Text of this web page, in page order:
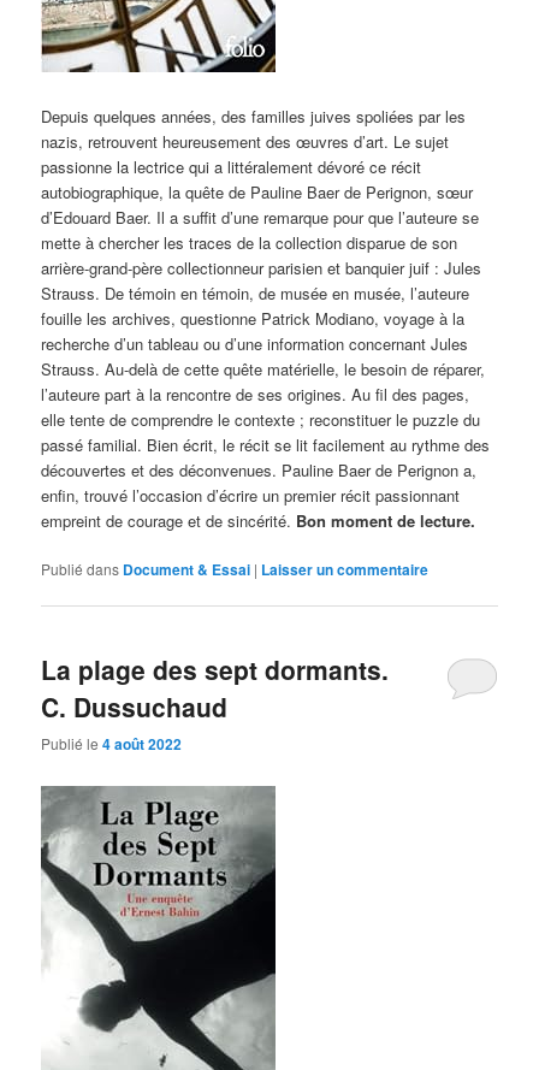
Depuis quelques années, des familles juives spoliées par les
nazis, retrouvent heureusement des œuvres d’art. Le sujet
passionne la lectrice qui a littéralement dévoré ce récit
autobiographique, la quête de Pauline Baer de Perignon, sœur
d’Edouard Baer. Il a suffit d’une remarque pour que l’auteure se
mette à chercher les traces de la collection disparue de son
arrière-grand-père collectionneur parisien et banquier juif : Jules
Strauss. De témoin en témoin, de musée en musée, l’auteure
fouille les archives, questionne Patrick Modiano, voyage à la
recherche d’un tableau ou d’une information concernant Jules
Strauss. Au-delà de cette quête matérielle, le besoin de réparer,
l’auteure part à la rencontre de ses origines. Au fil des pages,
elle tente de comprendre le contexte ; reconstituer le puzzle du
passé familial. Bien écrit, le récit se lit facilement au rythme des
découvertes et des déconvenues. Pauline Baer de Perignon a,
enfin, trouvé l’occasion d’écrire un premier récit passionnant
empreint de courage et de sincérité. Bon moment de lecture.
Publié dans Document & Essai | Laisser un commentaire
La plage des sept dormants.
C. Dussuchaud
Publié le4 août 2022